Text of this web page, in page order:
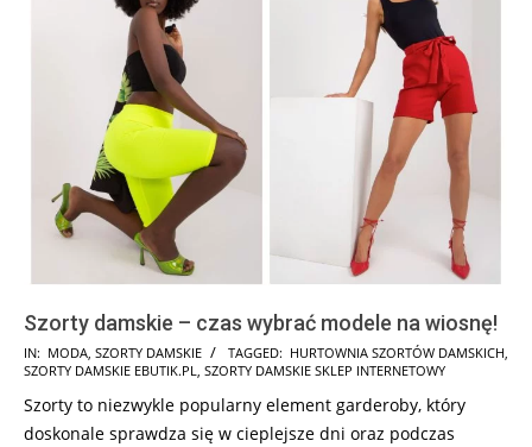
Szorty damskie – czas wybrać modele na wiosnę!
2024-
02-
27
IN: MODA, SZORTY DAMSKIE TAGGED: HURTOWNIA SZORTÓW DAMSKICH,
SZORTY DAMSKIE EBUTIK.PL, SZORTY DAMSKIE SKLEP INTERNETOWY
Szorty to niezwykle popularny element garderoby, który
doskonale sprawdza się w cieplejsze dni oraz podczas